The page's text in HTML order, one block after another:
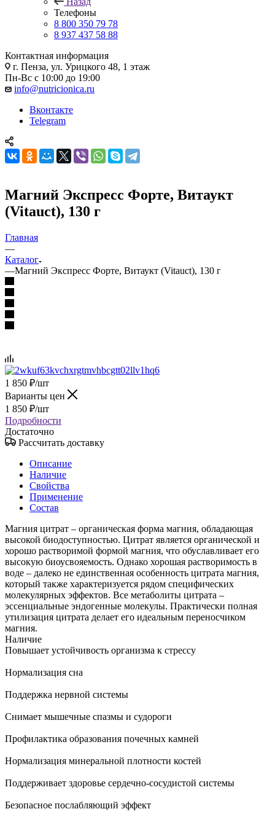
Телефоны
8 800 350 79 78
8 937 437 58 88
Контактная информация
г. Пенза, ул. Урицкого 48, 1 этаж
Пн-Вс с 10:00 до 19:00
info@nutricionica.ru
Вконтакте
Telegram
Магний Экспресс Форте, Витаукт
(Vitauct), 130 г
Главная
—
Каталог
—Магний Экспресс Форте, Витаукт (Vitauct), 130 г
1 850 ₽/шт
Варианты цен
1 850 ₽/шт
Подробности
Достаточно
Рассчитать доставку
Описание
Наличие
Свойства
Применение
Состав
Магния цитрат – органическая форма магния, обладающая
высокой биодоступностью. Цитрат является органической и
хорошо растворимой формой магния, что обуславливает его
высокую биоусвояемость. Однако хорошая растворимость в
воде – далеко не единственная особенность цитрата магния,
который также характеризуется рядом специфических
молекулярных эффектов. Все метаболиты цитрата –
эссенциальные эндогенные молекулы. Практически полная
утилизация цитрата делает его идеальным переносчиком
магния.
Наличие
Повышает устойчивость организма к стрессу
Нормализация сна
Поддержка нервной системы
Снимает мышечные спазмы и судороги
Профилактика образования почечных камней
Нормализация минеральной плотности костей
Поддерживает здоровье сердечно-сосудистой системы
Безопасное послабляющий эффект